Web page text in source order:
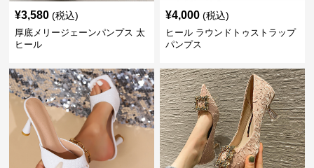
¥3,580 (税込)
厚底メリージェーンパンプス 太
ヒール
¥4,000 (税込)
ヒール ラウンドトゥストラップ
パンプス